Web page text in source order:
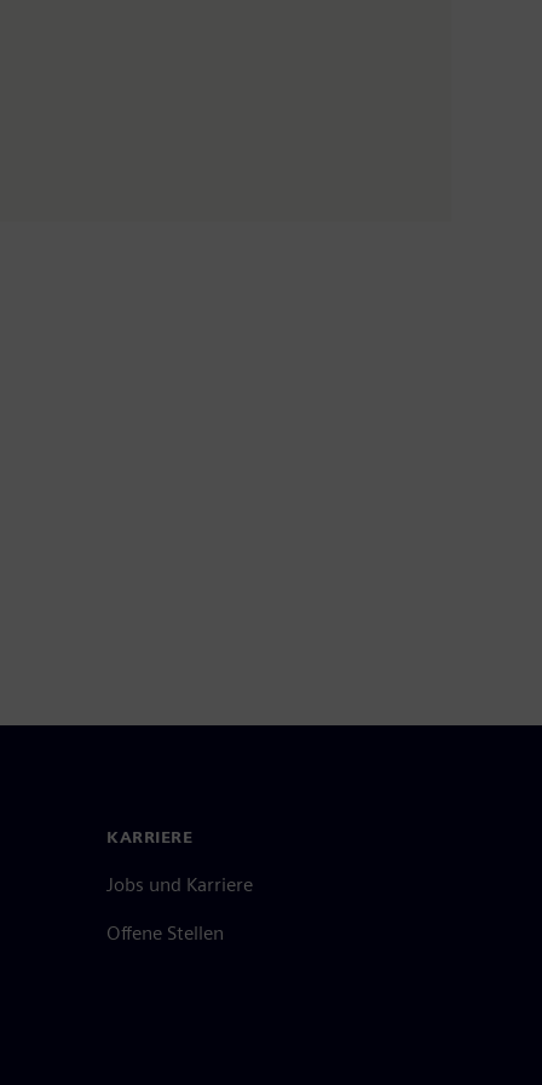
KARRIERE
Jobs und Karriere
Offene Stellen